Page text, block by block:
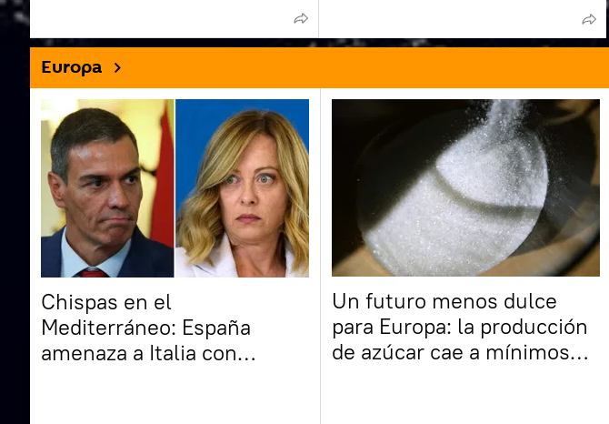
Europa
Chispas en el
Mediterráneo: España
amenaza a Italia con
Un futuro menos dulce
para Europa: la producción
de azúcar cae a mínimos